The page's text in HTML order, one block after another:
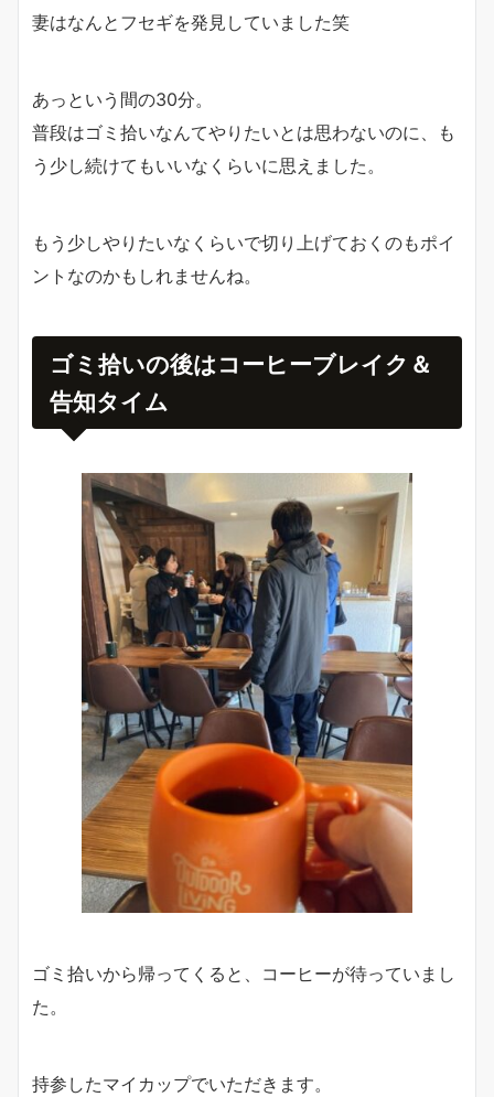
妻はなんとフセギを発見していました笑
あっという間の30分。
普段はゴミ拾いなんてやりたいとは思わないのに、も
う少し続けてもいいなくらいに思えました。
もう少しやりたいなくらいで切り上げておくのもポイ
ントなのかもしれませんね。
ゴミ拾いの後はコーヒーブレイク＆
告知タイム
ゴミ拾いから帰ってくると、コーヒーが待っていまし
た。
持参したマイカップでいただきます。